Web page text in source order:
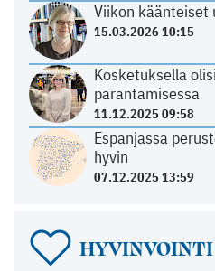
Viikon käänteiset
15.03.2026 10:15
Kosketuksella
parantamisessa
11.12.2025 09:58
Espanjassa
hyvin
07.12.2025 13:59
HYVINVOINTI